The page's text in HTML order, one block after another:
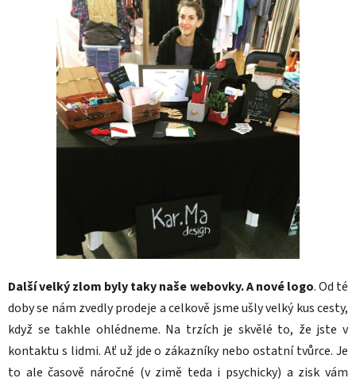
Další velký zlom byly taky naše webovky. A nové logo. Od té
doby se nám zvedly prodeje a celkově jsme ušly velký kus cesty,
když se takhle ohlédneme. Na trzích je skvělé to, že jste v
kontaktu s lidmi. Ať už jde o zákazníky nebo ostatní tvůrce. Je
to ale časově náročné (v zimě teda i psychicky) a zisk vám